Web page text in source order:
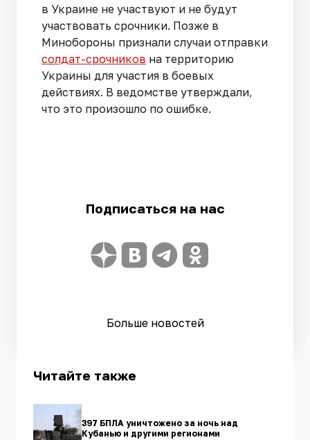
в Украине не участвуют и не будут
участвовать срочники. Позже в
Минобороны признали случаи отправки
солдат-срочников на территорию
Украины для участия в боевых
действиях. В ведомстве утверждали,
что это произошло по ошибке.
Подписаться на нас
Больше новостей
Читайте также
397 БПЛА уничтожено за ночь над
Кубанью и другими регионами